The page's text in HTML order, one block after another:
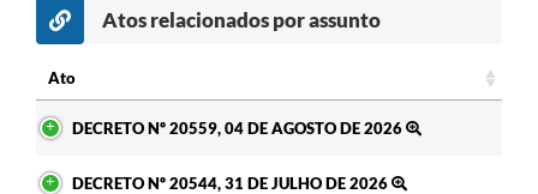
Atos relacionados por assunto
Ato
DECRETO Nº 20559, 04 DE AGOSTO DE 2026
DECRETO Nº 20544, 31 DE JULHO DE 2026